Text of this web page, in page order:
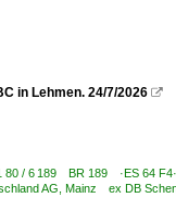
in Lehmen. 24/7/2026 
80 / 6 189 BR 189 ·ES 64 F4·
AG, Mainz ex DB